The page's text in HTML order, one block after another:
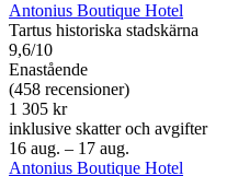
Antonius Boutique Hotel
Tartus historiska stadskärna
9,6/10
Enastående
(458 recensioner)
1 305 kr
inklusive skatter och avgifter
16 aug. – 17 aug.
Antonius Boutique Hotel